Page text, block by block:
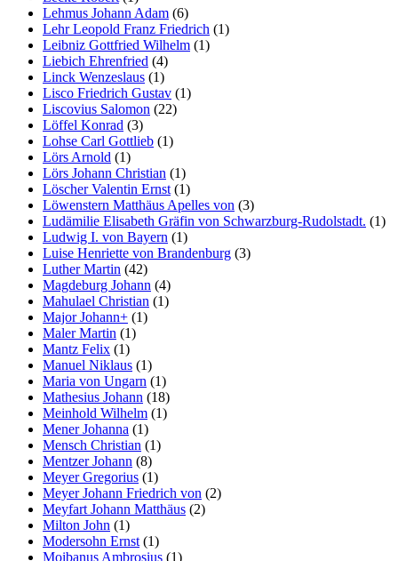
Lehmus Johann Adam (6)
Lehr Leopold Franz Friedrich (1)
Leibniz Gottfried Wilhelm (1)
Liebich Ehrenfried (4)
Linck Wenzeslaus (1)
Lisco Friedrich Gustav (1)
Liscovius Salomon (22)
Löffel Konrad (3)
Lohse Carl Gottlieb (1)
Lörs Arnold (1)
Lörs Johann Christian (1)
Löscher Valentin Ernst (1)
Löwenstern Matthäus Apelles von (3)
Ludämilie Elisabeth Gräfin von Schwarzburg-Rudolstadt. (1)
Ludwig I. von Bayern (1)
Luise Henriette von Brandenburg (3)
Luther Martin (42)
Magdeburg Johann (4)
Mahulael Christian (1)
Major Johann+ (1)
Maler Martin (1)
Mantz Felix (1)
Manuel Niklaus (1)
Maria von Ungarn (1)
Mathesius Johann (18)
Meinhold Wilhelm (1)
Mener Johanna (1)
Mensch Christian (1)
Mentzer Johann (8)
Meyer Gregorius (1)
Meyer Johann Friedrich von (2)
Meyfart Johann Matthäus (2)
Milton John (1)
Modersohn Ernst (1)
Moibanus Ambrosius (1)